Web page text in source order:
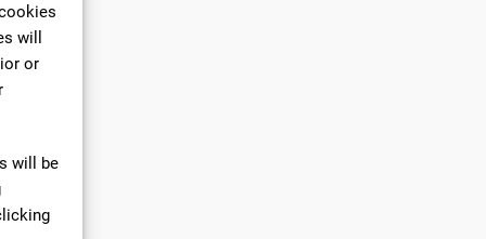
will
or
will be